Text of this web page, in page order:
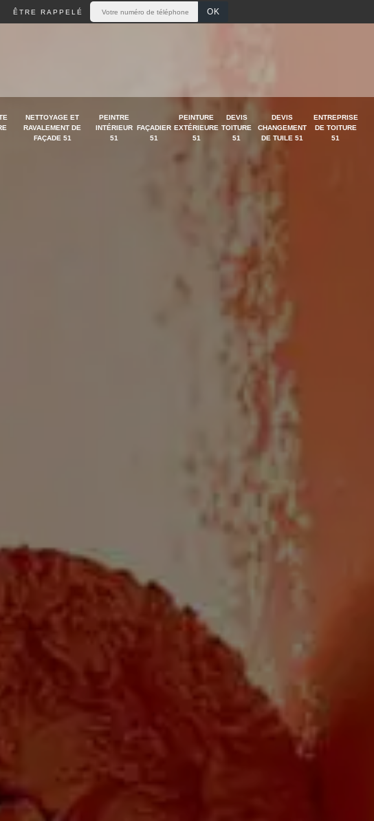
ÊTRE RAPPELÉ
NETTOYAGE ET
RAVALEMENT DE
FAÇADE 51
PEINTRE
INTÉRIEUR
51
FAÇADIER
51
PEINTURE
EXTÉRIEURE
51
DEVIS
TOITURE
51
DEVIS
CHANGEMENT
DE TUILE 51
ENTREPRISE
DE TOITURE
51